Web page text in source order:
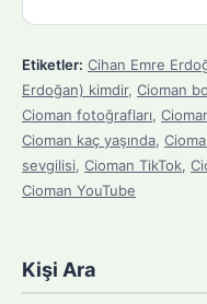
Etiketler: Cihan Emre
Erdoğan) kimdir, Cioman
Cioman fotoğrafları,
Cioman kaç yaşında,
sevgilisi, Cioman TikTok,
Cioman YouTube
Kişi Ara